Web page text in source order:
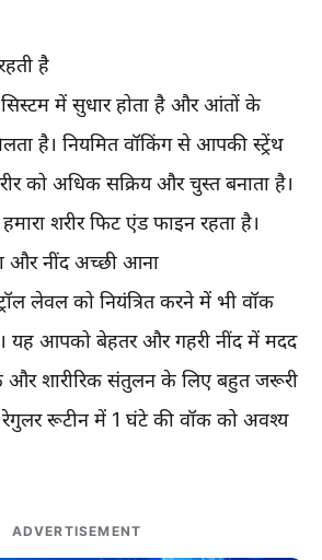
है
सिस्टम में सुधार होता है और आंतों के
है। नियमित वॉकिंग से आपकी स्ट्रेंथ
को अधिक सक्रिय और चुस्त बनाता है।
शरीर फिट एंड फाइन रहता है।
और नींद अच्छी आना
लेवल को नियंत्रित करने में भी वॉक
यह आपको बेहतर और गहरी नींद में मदद
और शारीरिक संतुलन के लिए बहुत जरूरी
रूटीन में 1 घंटे की वॉक को अवश्य
ADVERTISEMENT